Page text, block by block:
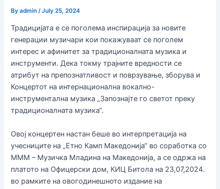
Byadmin /July 25, 2024
Традицијата е се поголема инспирација за новите
генерации музичари кои покажуваат се поголем
интерес и афинитет за традиционалната музика и
инструменти. Дека токму трајните вредности се
атрибут на препознатливост и поврзување, зборува и
Концертот на интернационална вокално-
инструментална музика „Запознајте го светот преку
традиционалната музика“.
Овој концертен настан беше во интерпретација на
учесниците на „Етно Камп Македонија“ во соработка со
МММ – Музичка Младина на Македонија, а се одржа на
платото на Офицерски дом, КИЦ Битола на 23,07,2024.
во рамките на овогодинешното издание на